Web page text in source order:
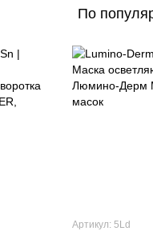
По
Артикул: 5Ld